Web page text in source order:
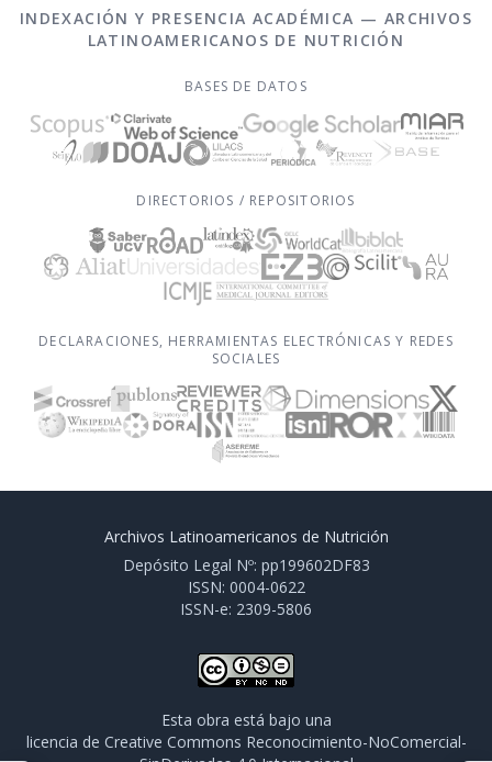
INDEXACIÓN Y PRESENCIA ACADÉMICA — ARCHIVOS
LATINOAMERICANOS DE NUTRICIÓN
BASES DE DATOS
DIRECTORIOS / REPOSITORIOS
DECLARACIONES, HERRAMIENTAS ELECTRÓNICAS Y REDES
SOCIALES
Archivos Latinoamericanos de Nutrición
Depósito Legal Nº: pp199602DF83
ISSN: 0004-0622
ISSN-e: 2309-5806
Esta obra está bajo una
licencia de Creative Commons Reconocimiento-NoComercial-